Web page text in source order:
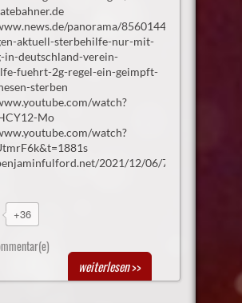
panorama/856014467/corona-
aktuell-sterbehilfe-nur-mit-
in-deutschland-verein-
fuehrt-2g-regel-ein-geimpft-
sterben
watch?
Mo
watch?
2021/12/06/78786/
+36
weiterlesen>>